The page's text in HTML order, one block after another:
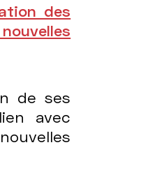
des
de ses
avec